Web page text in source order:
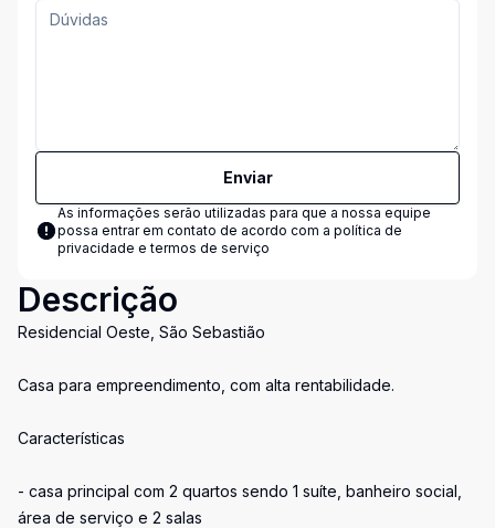
Enviar
As informações serão utilizadas para que a nossa equipe
possa entrar em contato de acordo com a política de
privacidade e termos de serviço
Descrição
Residencial Oeste, São Sebastião
Casa para empreendimento, com alta rentabilidade.
Características
- casa principal com 2 quartos sendo 1 suíte, banheiro social,
área de serviço e 2 salas